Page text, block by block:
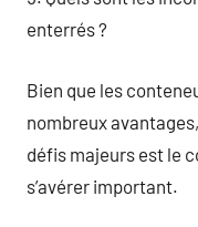
enterrés ?
Bien que les
nombreux
défis majeurs est le
s’avérer important.